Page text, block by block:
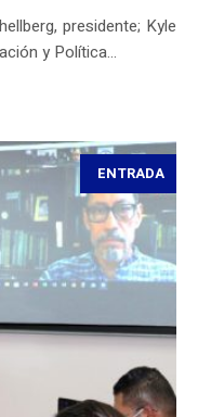
presidente; Kyle
y Política...
ENTRADA